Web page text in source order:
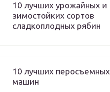
10 лучших урожайных и
зимостойких сортов
сладкоплодных рябин
10 лучших перосъемных
машин